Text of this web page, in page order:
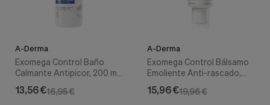
A-Derma
Exomega Control Baño
Calmante Antipicor, 200 ml.
16,95 €
13,56 €
A-Derma
Exomega Control Bálsamo
Emoliente Anti-rascado,
19,96 €
15,96 €